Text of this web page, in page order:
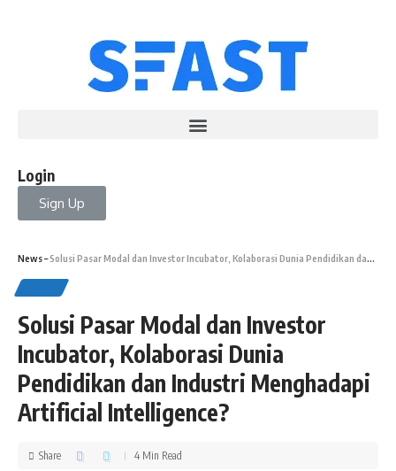
Login
Sign Up
News–Solusi Pasar Modal dan Investor Incubator, Kolaborasi Dunia Pendidikan dan Industri Menghadapi Artificial Intelligence?
Solusi Pasar Modal dan Investor
Incubator, Kolaborasi Dunia
Pendidikan dan Industri Menghadapi
Artificial Intelligence?
Share 4 Min Read